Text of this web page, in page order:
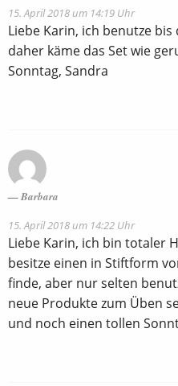
15. April 2018 um 14:19 Uhr
Liebe Karin, ich benutze
daher käme das Set wie
Sonntag, Sandra
Barbara
15. April 2018 um 14:22 Uhr
Liebe Karin, ich bin totaler
besitze einen in Stiftform
finde, aber nur selten
neue Produkte zum Üben
und noch einen tollen